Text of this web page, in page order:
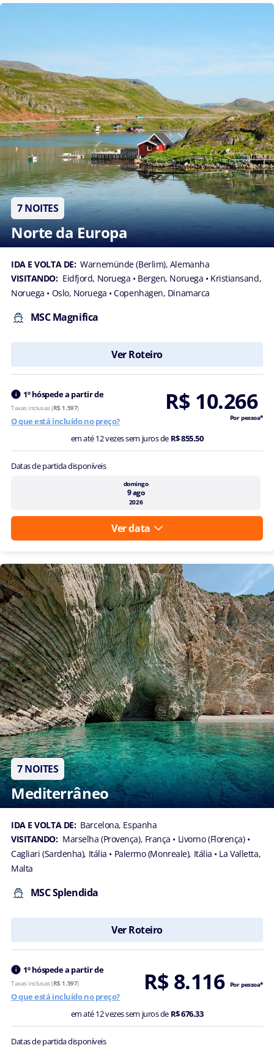
7 NOITES
Norte da Europa
IDA E VOLTA DE: Warnemünde (Berlim), Alemanha
VISITANDO: Eidfjord, Noruega • Bergen, Noruega • Kristiansand,
Noruega • Oslo, Noruega • Copenhagen, Dinamarca
MSC Magnifica
Ver Roteiro
1º hóspede a partir de R$ 10.266
Por pessoa*
Taxas inclusas (R$ 1.597)
em até 12 vezes sem juros de R$ 855.50
O que está incluído no preço?
Datas de partida disponíveis
domingo
9 ago
2026
Ver data
7 NOITES
Mediterrâneo
IDA E VOLTA DE: Barcelona, Espanha
VISITANDO: Marselha (Provença), França • Livorno (Florença) •
Cagliari (Sardenha), Itália • Palermo (Monreale), Itália • La Valletta,
Malta
MSC Splendida
Ver Roteiro
1º hóspede a partir de R$ 8.116 Por pessoa*
Taxas inclusas (R$ 1.597)
em até 12 vezes sem juros de R$ 676.33
O que está incluído no preço?
Datas de partida disponíveis